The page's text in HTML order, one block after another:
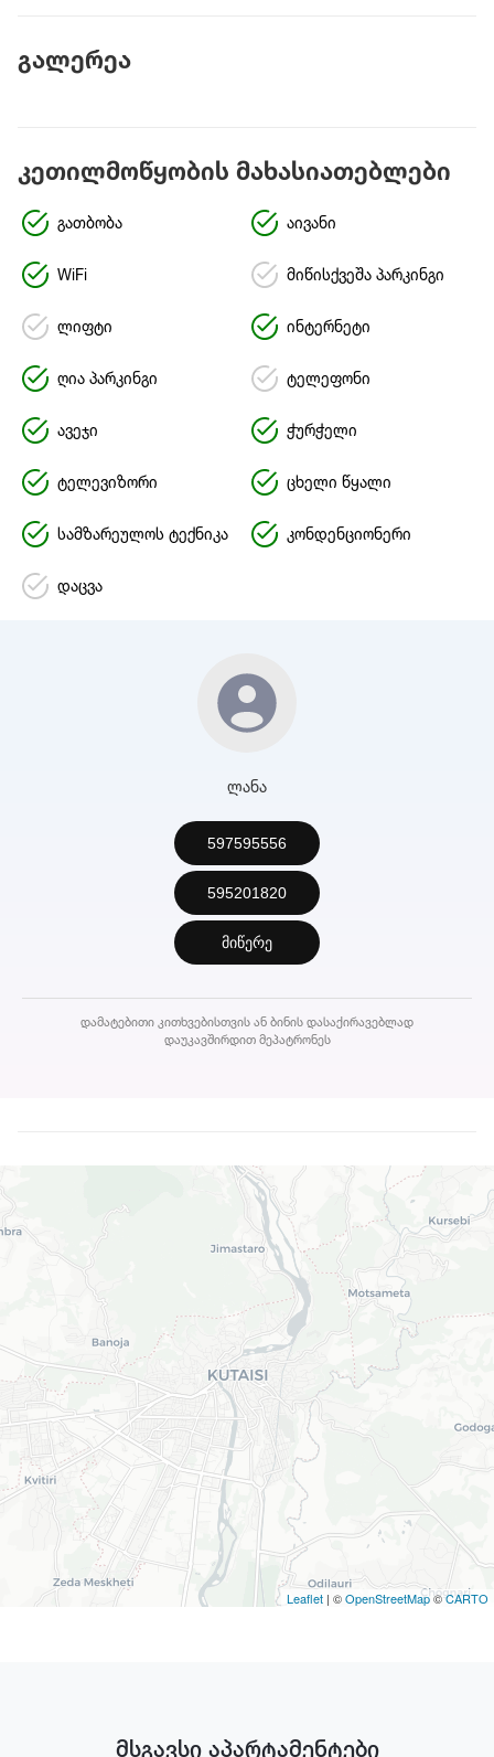
გალერეა
კეთილმოწყობის მახასიათებლები
გათბობა აივანი
WiFi მიწისქვეშა პარკინგი
ლიფტი ინტერნეტი
ღია პარკინგი ტელეფონი
ავეჯი ჭურჭელი
ტელევიზორი ცხელი წყალი
სამზარეულოს ტექნიკა კონდენციონერი
დაცვა
ლანა
597595556
595201820
მიწერე
დამატებითი კითხვებისთვის ან ბინის დასაქირავებლად
დაუკავშირდით მეპატრონეს
Leaflet | ©OpenStreetMap©CARTO
მსგავსი აპარტამენტები